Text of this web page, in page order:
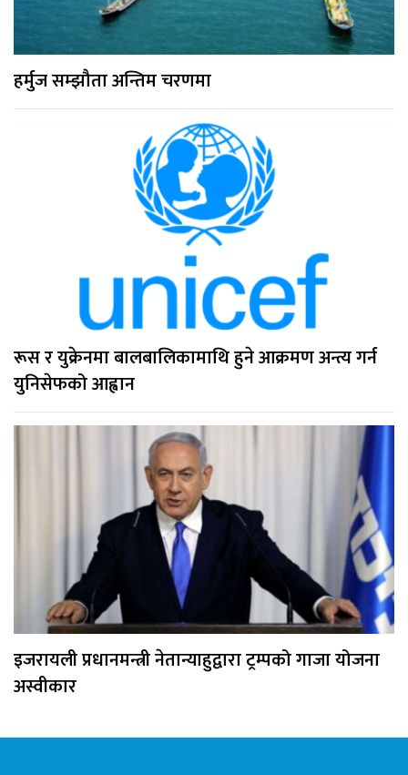
हर्मुज सम्झौता अन्तिम चरणमा
रूस र युक्रेनमा बालबालिकामाथि हुने आक्रमण अन्त्य गर्न
युनिसेफको आह्वान
इजरायली प्रधानमन्त्री नेतान्याहुद्वारा ट्रम्पको गाजा योजना
अस्वीकार